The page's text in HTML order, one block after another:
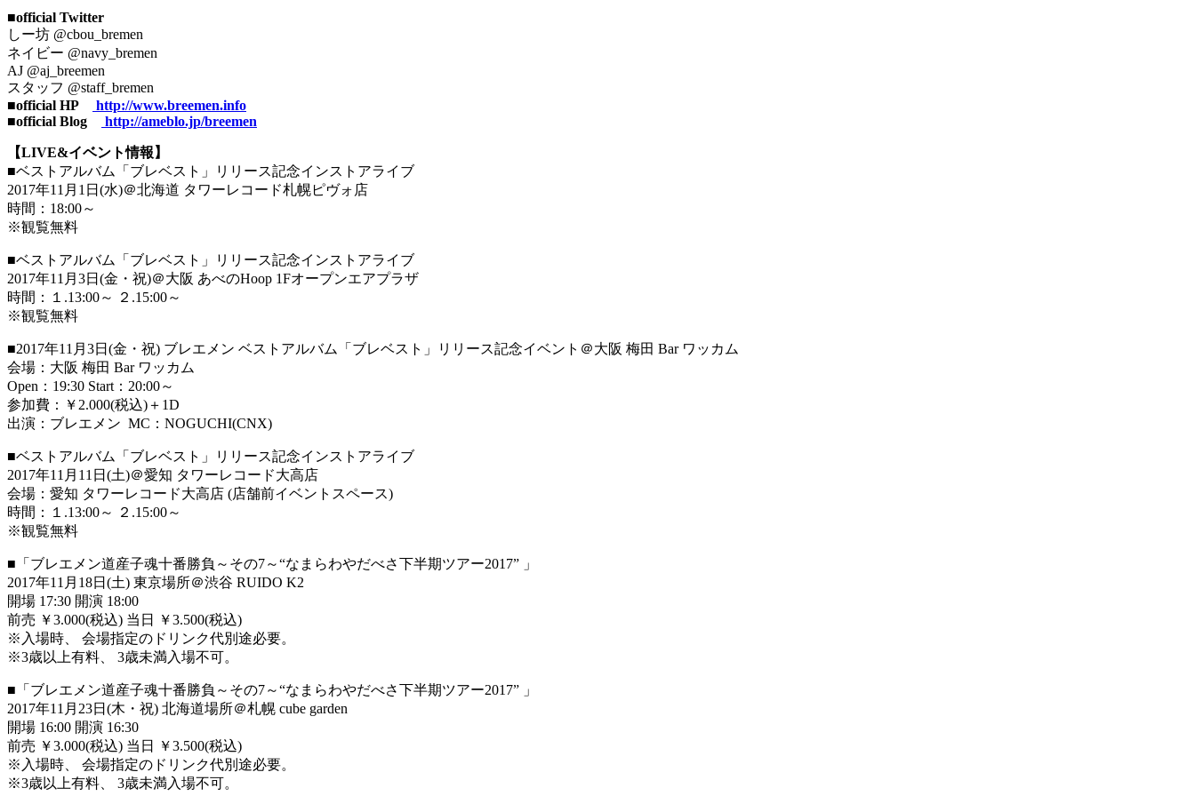
■official Twitter
しー坊 @cbou_bremen
ネイビー @navy_bremen
AJ @aj_breemen
スタッフ @staff_bremen
■official HP
http://www.breemen.info
■official Blog
http://ameblo.jp/breemen
【LIVE&イベント情報】
■ベストアルバム「ブレベスト」リリース記念インストアライブ
2017年11月1日(水)＠北海道 タワーレコード札幌ピヴォ店
時間：18:00～
※観覧無料
■ベストアルバム「ブレベスト」リリース記念インストアライブ
2017年11月3日(金・祝)＠大阪 あべのHoop 1Fオープンエアプラザ
時間：１.13:00～ ２.15:00～
※観覧無料
■2017年11月3日(金・祝) ブレエメン ベストアルバム「ブレベスト」リリース記念イベント＠大阪 梅田 Bar ワッカム
会場：大阪 梅田 Bar ワッカム
Open：19:30 Start：20:00～
参加費：￥2.000(税込)＋1D
出演：ブレエメン MC：NOGUCHI(CNX)
■ベストアルバム「ブレベスト」リリース記念インストアライブ
2017年11月11日(土)＠愛知 タワーレコード大高店
会場：愛知 タワーレコード大高店 (店舗前イベントスペース)
時間：１.13:00～ ２.15:00～
※観覧無料
■「ブレエメン道産子魂十番勝負～その7～“なまらわやだべさ下半期ツアー2017” 」
2017年11月18日(土) 東京場所＠渋谷 RUIDO K2
開場 17:30 開演 18:00
前売 ￥3.000(税込) 当日 ￥3.500(税込)
※入場時、 会場指定のドリンク代別途必要。
※3歳以上有料、 3歳未満入場不可。
■「ブレエメン道産子魂十番勝負～その7～“なまらわやだべさ下半期ツアー2017” 」
2017年11月23日(木・祝) 北海道場所＠札幌 cube garden
開場 16:00 開演 16:30
前売 ￥3.000(税込) 当日 ￥3.500(税込)
※入場時、 会場指定のドリンク代別途必要。
※3歳以上有料、 3歳未満入場不可。